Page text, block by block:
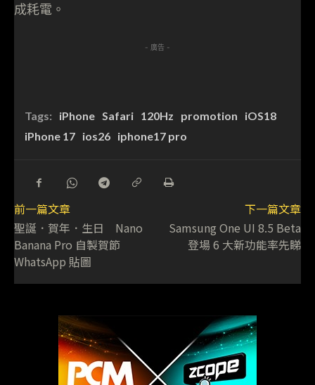
成耗電。
- 廣告 -
Tags: iPhone Safari 120Hz promotion
iOS18
iPhone 17 ios26 iphone17 pro
前一篇文章
聖誕．賀年．生日 Nano
Banana Pro 自製賀節
WhatsApp 貼圖
下一篇文章
Samsung One UI 8.5 Beta
登場 6 大新功能率先睇